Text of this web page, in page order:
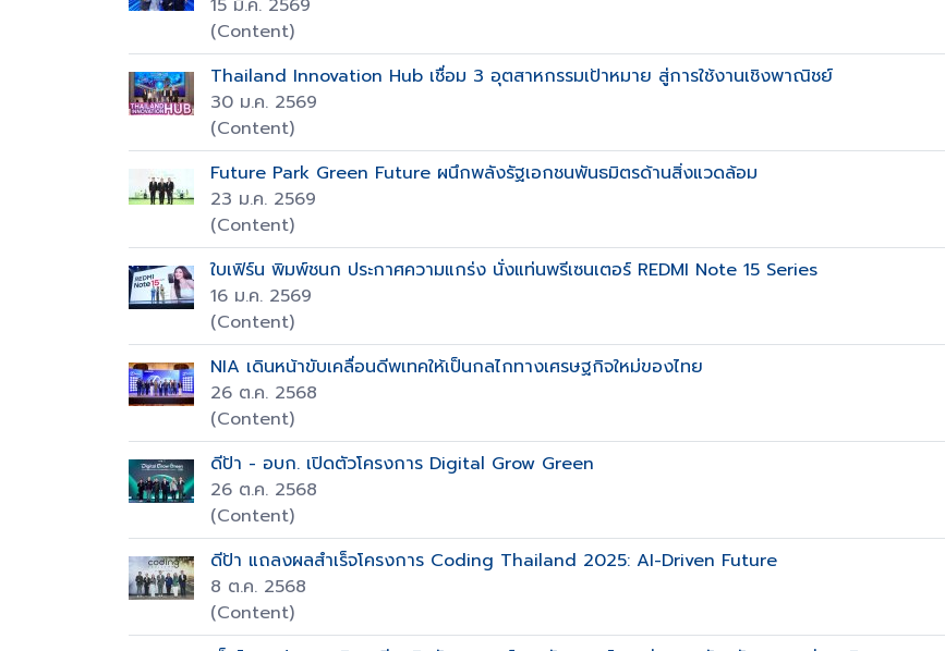
15 มี.ค. 2569
(Content)
Thailand Innovation Hub เชื่อม 3 อุตสาหกรรมเป้าหมาย สู่การใช้งานเชิงพาณิชย์
30 ม.ค. 2569
(Content)
Future Park Green Future ผนึกพลังรัฐเอกชนพันธมิตรด้านสิ่งแวดล้อม
23 ม.ค. 2569
(Content)
ใบเฟิร์น พิมพ์ชนก ประกาศความแกร่ง นั่งแท่นพรีเซนเตอร์ REDMI Note 15 Series
16 ม.ค. 2569
(Content)
NIA เดินหน้าขับเคลื่อนดีพเทคให้เป็นกลไกทางเศรษฐกิจใหม่ของไทย
26 ต.ค. 2568
(Content)
ดีป้า - อบก. เปิดตัวโครงการ Digital Grow Green
26 ต.ค. 2568
(Content)
ดีป้า แถลงผลสำเร็จโครงการ Coding Thailand 2025: AI-Driven Future
8 ต.ค. 2568
(Content)